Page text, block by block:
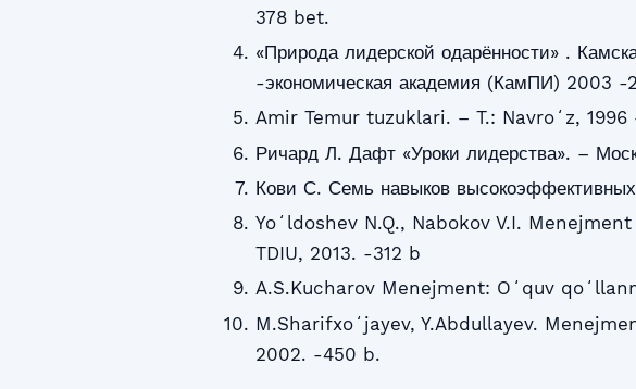
378 bet.
«Природа лидерской одарённости» .
-экономическая академия (КамПИ) 2003
Amir Temur tuzuklari. – T.: Navroʻz, 1996
Ричард Л. Дафт «Уроки лидерства». –
Кови С. Семь навыков
Yoʻldoshev N.Q., Nabokov V.I.
TDIU, 2013. -312 b
A.S.Kucharov Menejment: Oʻquv
M.Sharifxoʻjayev, Y.Abdullayev.
2002. -450 b.